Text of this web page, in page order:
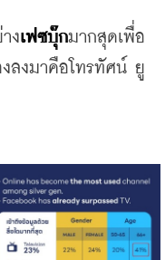
งเฟซบุ๊กมากสุดเพื่อ
ลงมาคือโทรทัศน์ ยู